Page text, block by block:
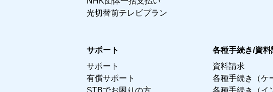
光切替前テレビプラン
サポート
サポート
有償サポート
STBでお困りの方
各種手続き/資料
資料請求
各種手続き（ケ
各種手続き（イ